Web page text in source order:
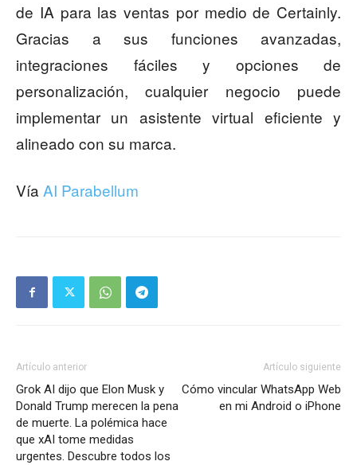
de IA para las ventas por medio de Certainly.
Gracias a sus funciones avanzadas,
integraciones fáciles y opciones de
personalización, cualquier negocio puede
implementar un asistente virtual eficiente y
alineado con su marca.
Vía AI Parabellum
Artículo anterior
Grok AI dijo que Elon Musk y
Donald Trump merecen la pena
de muerte. La polémica hace
que xAI tome medidas
urgentes. Descubre todos los
Artículo siguiente
Cómo vincular WhatsApp Web
en mi Android o iPhone